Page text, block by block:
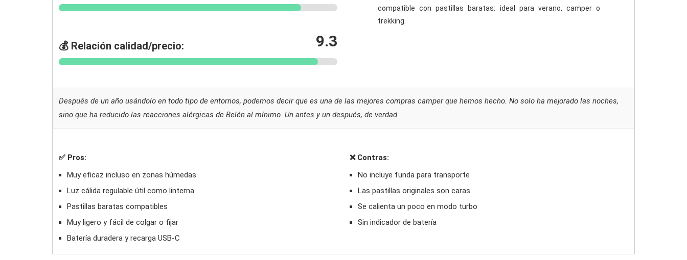
💰 Relación calidad/precio: 9.3
compatible con pastillas baratas: ideal para verano, camper o
trekking.
Después de un año usándolo en todo tipo de entornos, podemos decir que es una de las mejores compras camper que hemos hecho. No solo ha mejorado las noches,
sino que ha reducido las reacciones alérgicas de Belén al mínimo. Un antes y un después, de verdad.
✅ Pros:
Muy eficaz incluso en zonas húmedas
Luz cálida regulable útil como linterna
Pastillas baratas compatibles
Muy ligero y fácil de colgar o fijar
Batería duradera y recarga USB-C
❌ Contras:
No incluye funda para transporte
Las pastillas originales son caras
Se calienta un poco en modo turbo
Sin indicador de batería